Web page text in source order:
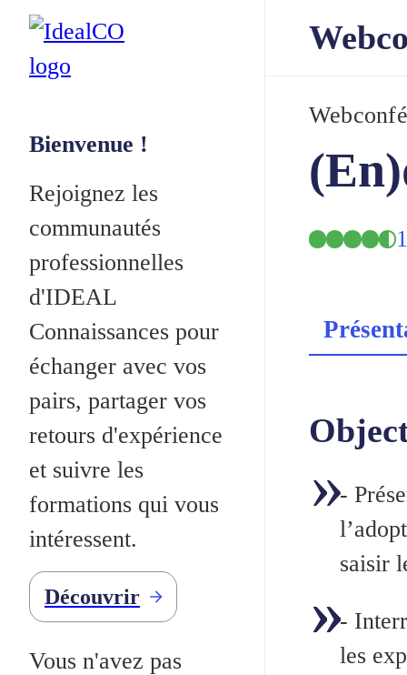
Bienvenue !
Rejoignez les
communautés
professionnelles
d'IDEAL
Connaissances pour
échanger avec vos
pairs, partager vos
retours d'expérience
et suivre les
formations qui vous
intéressent.
Découvrir
Vous n'avez pas
-
saisir
-
les